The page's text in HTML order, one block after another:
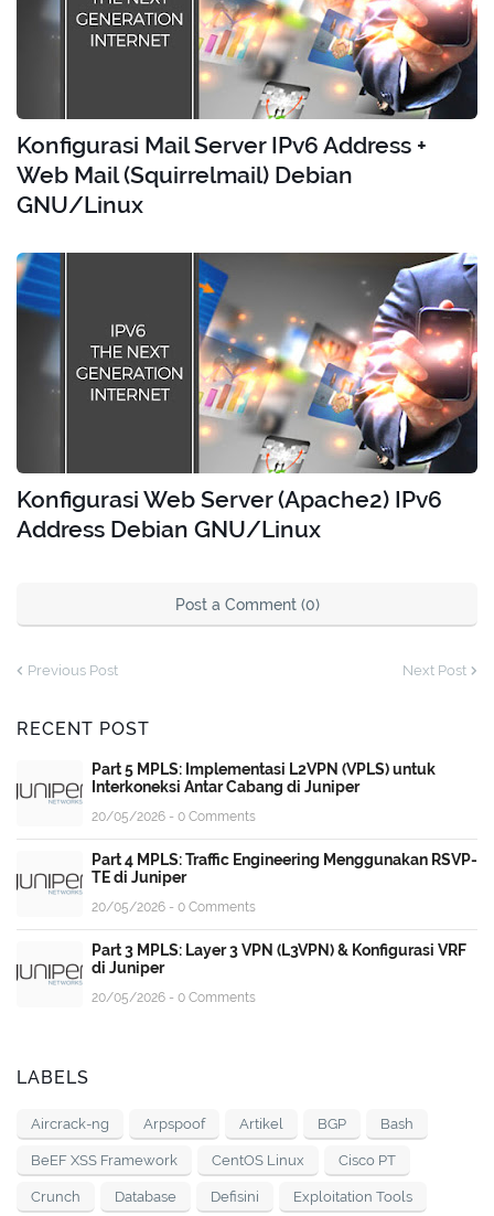
Konfigurasi Mail Server IPv6 Address +
Web Mail (Squirrelmail) Debian
GNU/Linux
Konfigurasi Web Server (Apache2) IPv6
Address Debian GNU/Linux
Post a Comment (0)
Previous Post Next Post
RECENT POST
Part 5 MPLS: Implementasi L2VPN (VPLS) untuk
Interkoneksi Antar Cabang di Juniper
20/05/2026 - 0 Comments
Part 4 MPLS: Traffic Engineering Menggunakan RSVP-
TE di Juniper
20/05/2026 - 0 Comments
Part 3 MPLS: Layer 3 VPN (L3VPN) & Konfigurasi VRF
di Juniper
20/05/2026 - 0 Comments
LABELS
Aircrack-ng Arpspoof Artikel BGP Bash
BeEF XSS Framework CentOS Linux Cisco PT
Crunch Database Defisini Exploitation Tools